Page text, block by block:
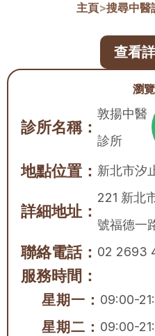
主頁>搜尋中醫
瀏
診所名稱：
敦揚中醫
診所
地點位置： 新北市汐
詳細地址：
221 新北
號福德一
聯絡電話： 02 2693
服務時間：
星期一： 09:00-
星期二： 09:00-
查看